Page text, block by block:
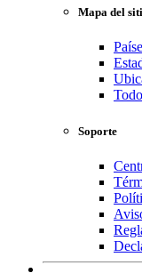
Mapa del
Soporte